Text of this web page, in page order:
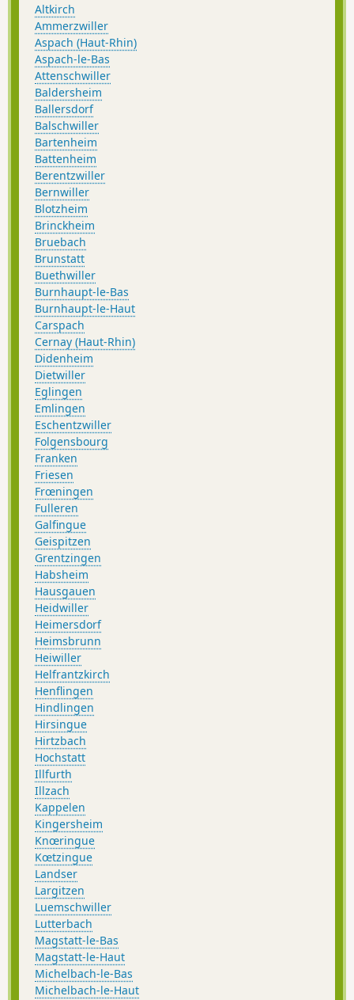
Altkirch
Ammerzwiller
Aspach (Haut-Rhin)
Aspach-le-Bas
Attenschwiller
Baldersheim
Ballersdorf
Balschwiller
Bartenheim
Battenheim
Berentzwiller
Bernwiller
Blotzheim
Brinckheim
Bruebach
Brunstatt
Buethwiller
Burnhaupt-le-Bas
Burnhaupt-le-Haut
Carspach
Cernay (Haut-Rhin)
Didenheim
Dietwiller
Eglingen
Emlingen
Eschentzwiller
Folgensbourg
Franken
Friesen
Frœningen
Fulleren
Galfingue
Geispitzen
Grentzingen
Habsheim
Hausgauen
Heidwiller
Heimersdorf
Heimsbrunn
Heiwiller
Helfrantzkirch
Henflingen
Hindlingen
Hirsingue
Hirtzbach
Hochstatt
Illfurth
Illzach
Kappelen
Kingersheim
Knœringue
Kœtzingue
Landser
Largitzen
Luemschwiller
Lutterbach
Magstatt-le-Bas
Magstatt-le-Haut
Michelbach-le-Bas
Michelbach-le-Haut